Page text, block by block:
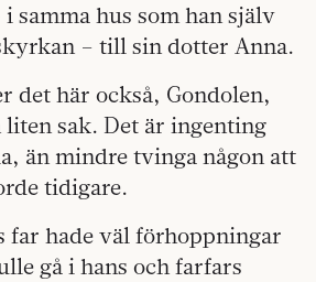
samma hus som han själv
– till sin dotter Anna.
det här också, Gondolen,
liten sak. Det är ingenting
än mindre tvinga någon att
tidigare.
far hade väl förhoppningar
gå i hans och farfars